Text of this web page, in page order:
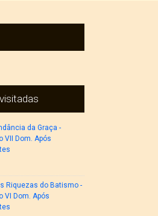
da Graça -
VII Dom. Após
Riquezas do Batismo -
VI Dom. Após